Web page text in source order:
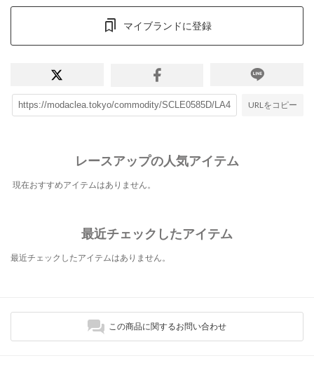
マイブランドに登録
URLをコピー
レースアップの人気アイテム
現在おすすめアイテムはありません。
最近チェックしたアイテム
最近チェックしたアイテムはありません。
この商品に関するお問い合わせ